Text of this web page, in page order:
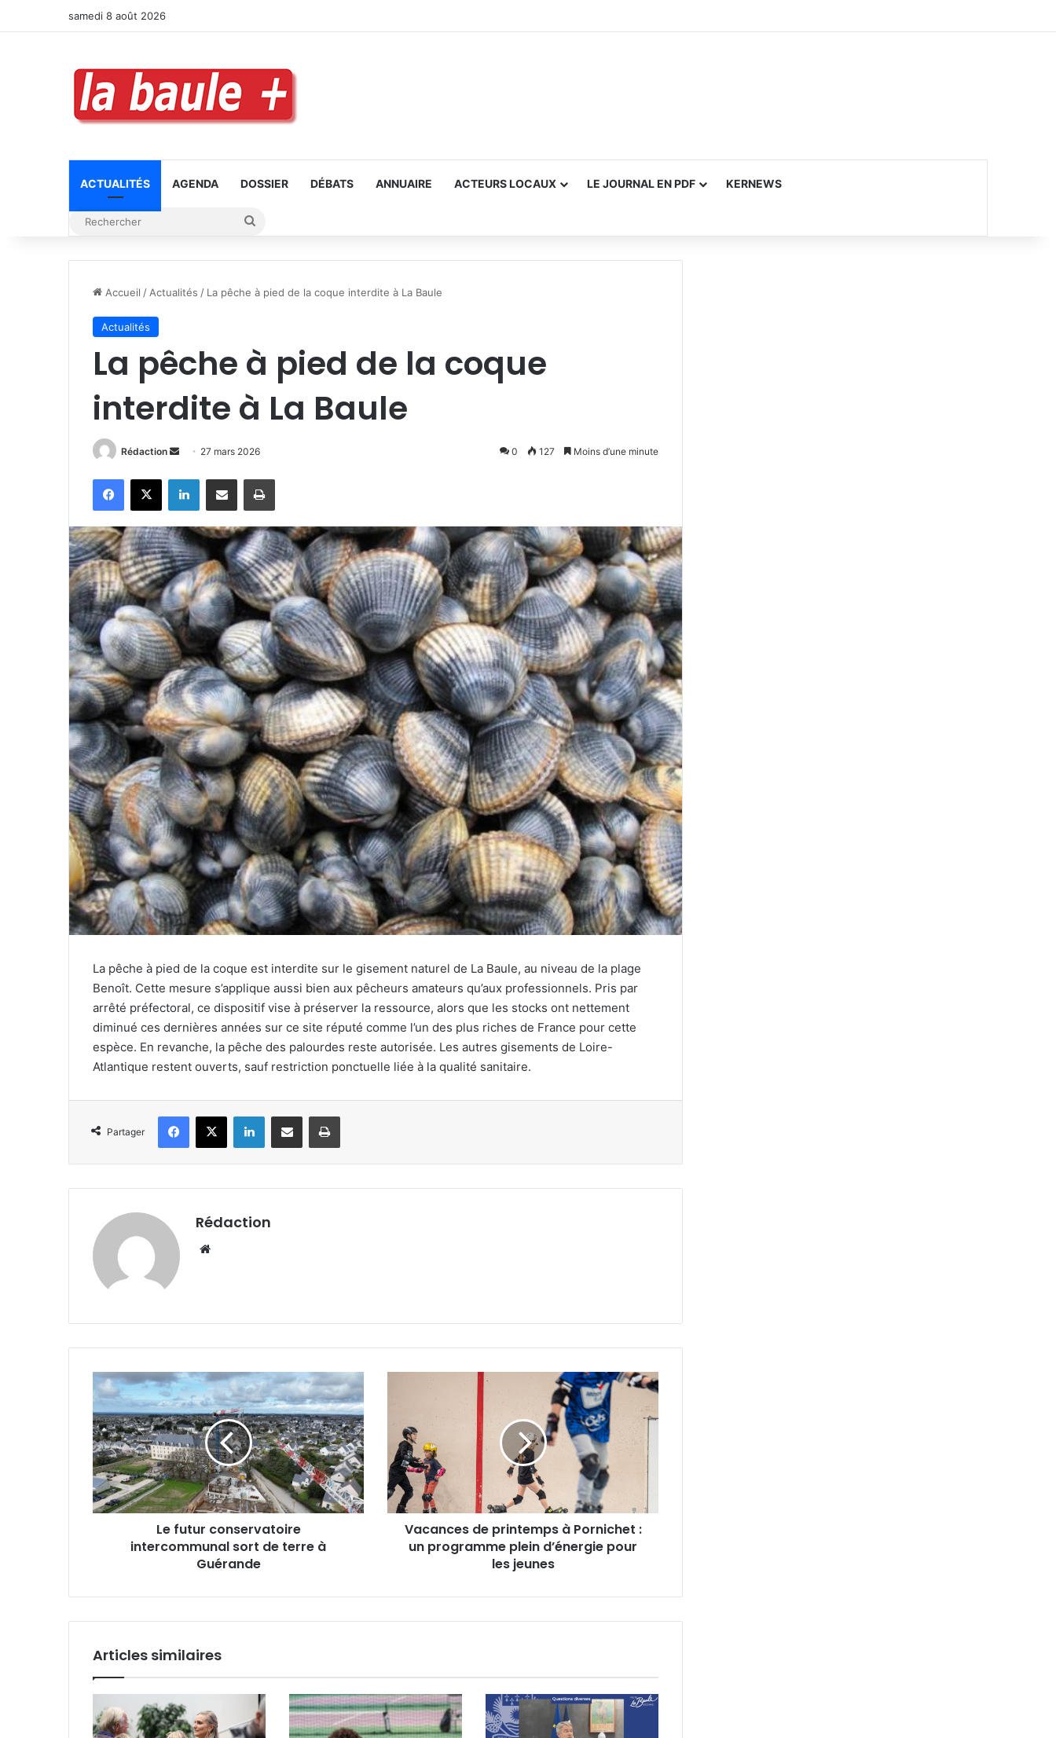
samedi 8 août 2026
ACTUALITÉS AGENDA DOSSIER DÉBATS ANNUAIRE ACTEURS LOCAUX LE JOURNAL EN PDF KERNEWS
Accueil / Actualités / La pêche à pied de la coque interdite à La Baule
Actualités
La pêche à pied de la coque
interdite à La Baule
Rédaction
Envoyer
courriel
27 mars 2026 0 127 Moins d’une minute
Facebook
X LinkedinPartager par email Imprimer
La pêche à pied de la coque est interdite sur le gisement naturel de La Baule, au niveau de la plage
Benoît. Cette mesure s’applique aussi bien aux pêcheurs amateurs qu’aux professionnels. Pris par
arrêté préfectoral, ce dispositif vise à préserver la ressource, alors que les stocks ont nettement
diminué ces dernières années sur ce site réputé comme l’un des plus riches de France pour cette
espèce. En revanche, la pêche des palourdes reste autorisée. Les autres gisements de Loire-
Atlantique restent ouverts, sauf restriction ponctuelle liée à la qualité sanitaire.
Partager
Facebook
X LinkedinPartager par email Imprimer
Rédaction
Le
futur
conservatoire
intercommunal
sort
de
terre
à
Guérande
Le futur conservatoire
intercommunal sort de terre à
Guérande
Pornichet
un
programme
plein
d’énergie
Vacances de printemps à Pornichet :
un programme plein d’énergie pour
les jeunes
Articles similaires